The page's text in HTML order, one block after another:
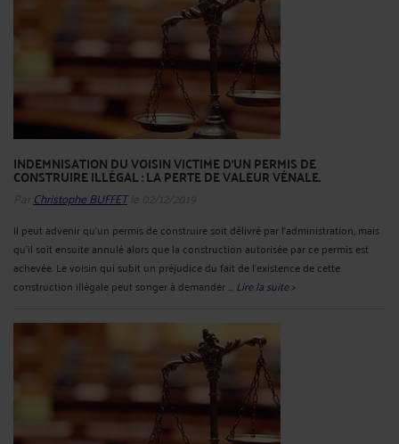
INDEMNISATION DU VOISIN VICTIME D’UN PERMIS DE
CONSTRUIRE ILLÉGAL : LA PERTE DE VALEUR VÉNALE.
Par Christophe BUFFETle 02/12/2019
Il peut advenir qu’un permis de construire soit délivré par l’administration, mais
qu’il soit ensuite annulé alors que la construction autorisée par ce permis est
achevée. Le voisin qui subit un préjudice du fait de l’existence de cette
construction illégale peut songer à demander ... Lire la suite >